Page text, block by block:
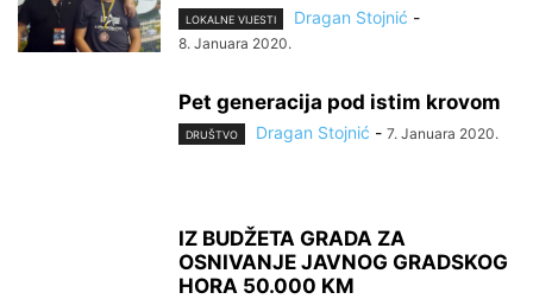
LOKALNE VIJESTI Dragan Stojnić -
8. Januara 2020.
Pet generacija pod istim krovom
DRUŠTVO Dragan Stojnić - 7. Januara 2020.
IZ BUDŽETA GRADA ZA
OSNIVANJE JAVNOG GRADSKOG
HORA 50.000 KM